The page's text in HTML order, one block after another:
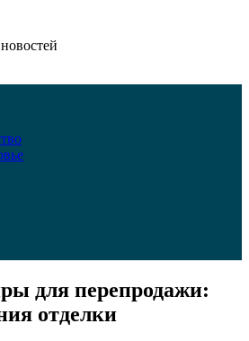
для перепродажи:
отделки